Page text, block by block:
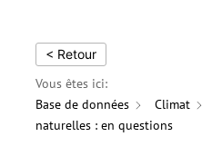
< Retour
Vous êtes ici:
Base de données
Climat
naturelles : en questions